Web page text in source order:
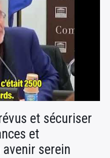
et sécuriser
et
serein